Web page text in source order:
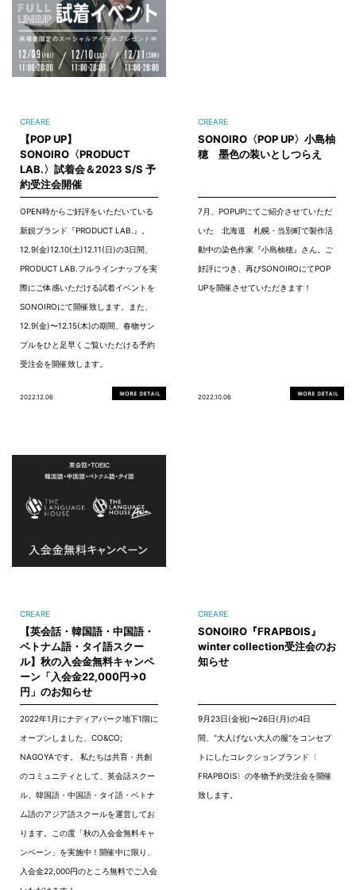
CREARE
【POP UP】
SONOIRO〈PRODUCT
LAB.〉試着会＆2023 S/S 予
約受注会開催
OPEN時からご好評をいただいている
新鋭ブランド『PRODUCT LAB.』。
12.9(金)12.10(土)12.11(日)の3日間、
PRODUCT LAB.フルラインナップを実
際にご体感いただける試着イベントを
SONOIROにて開催致します。また、
12.9(金)〜12.15(木)の期間、春物サン
プルをひと足早くご覧いただける予約
受注会を開催致します。
2022.12.06
CREARE
SONOIRO〈POP UP〉小島柚
穂 墨色の装いとしつらえ
7月、POPUPにてご紹介させていただ
いた 北海道 札幌・当別町で製作活
動中の染色作家『小島柚穂』さん。ご
好評につき、再びSONOIROにてPOP
UPを開催させていただきます！
2022.10.06
CREARE
【英会話・韓国語・中国語・
ベトナム語・タイ語スクー
ル】秋の入会金無料キャンペ
ーン「入会金22,000円→0
円」のお知らせ
2022年1月にナディアパーク地下1階に
オープンしました、CO&CO;
NAGOYAです。 私たちは共育・共創
のコミュニティとして、英会話スクー
ル、韓国語・中国語・タイ語・ベトナ
ム語のアジア語スクールを運営してお
ります。この度「秋の入会金無料キャ
ンペーン」を実施中！開催中に限り、
入会金22,000円のところ無料でご入会
CREARE
SONOIRO『FRAPBOIS』
winter collection受注会のお
知らせ
9月23日(金祝)〜26日(月)の4日
間、"大人げない大人の服"をコンセプ
トにしたコレクションブランド〈
FRAPBOIS〉の冬物予約受注会を開催
致します。